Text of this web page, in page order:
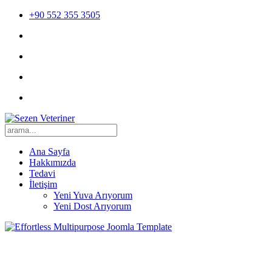
+90 552 355 3505
Ana Sayfa
Hakkımızda
Tedavi
İletişim
Yeni Yuva Arıyorum
Yeni Dost Arıyorum